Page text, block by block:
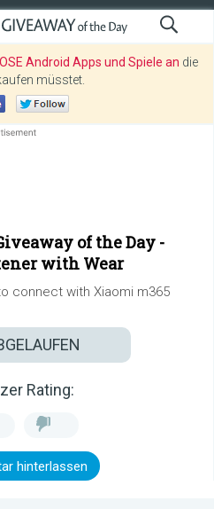
Android Apps und Spiele an die
müsstet.
of the Day -
with Wear
connect with Xiaomi m365
Rating:
hinterlassen